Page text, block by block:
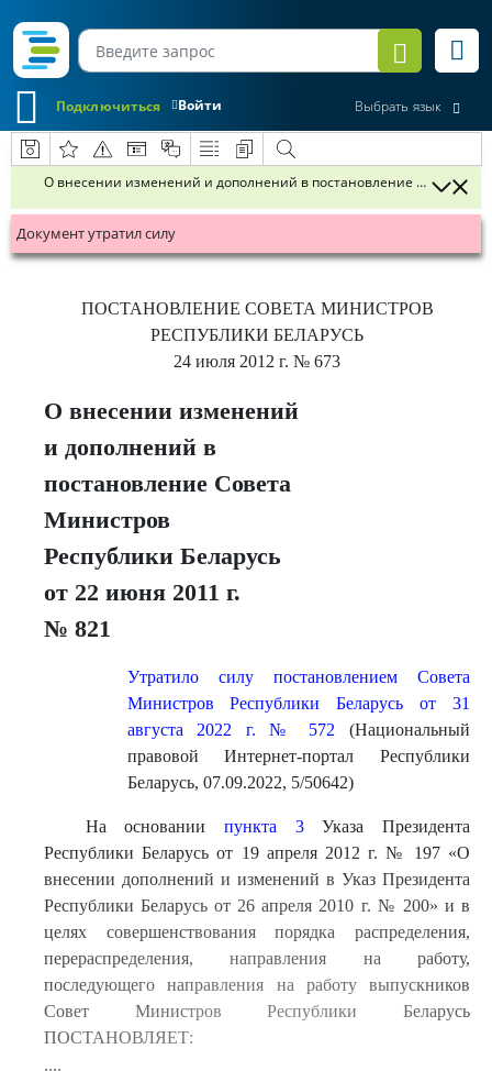
Войти
Подключиться Выбрать язык
О внесении изменений и дополнений в постановление Совета
Документ утратил силу
ПОСТАНОВЛЕНИЕ СОВЕТА МИНИСТРОВ
РЕСПУБЛИКИ БЕЛАРУСЬ
24 июля 2012 г. № 673
О внесении изменений
и дополнений в
постановление Совета
Министров
Республики Беларусь
от 22 июня 2011 г.
№ 821
Утратило силу постановлением Совета
Министров Республики Беларусь от 31
августа 2022 г. № 572 (Национальный
правовой Интернет-портал Республики
Беларусь, 07.09.2022, 5/50642)
На основаниипункта 3Указа Президента
Республики Беларусь от 19 апреля 2012 г. № 197 «О
внесении дополнений и изменений в Указ Президента
Республики Беларусь от 26 апреля 2010 г. № 200» и в
целях совершенствования порядка распределения,
перераспределения, направления на работу,
последующего направления на работу выпускников
Совет Министров Республики Беларусь
ПОСТАНОВЛЯЕТ:
....